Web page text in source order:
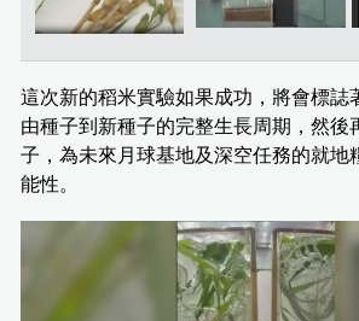
這次新的稻米實驗如果成功，將會標誌
由種子到新種子的完整生長周期，然後
子，為未來月球基地及深空任務的就地
能性。